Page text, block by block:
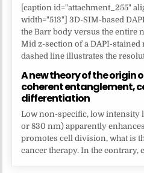
[caption id="attachment_255"
width="513"] 3D-SIM-based
the Barr body versus the entire
Mid z-section of a DAPI-stained
dashed line illustrates the
A new theory of the origin
coherent entanglement,
differentiation
Low non-specific, low intensity
or 830 nm) apparently
promotes cell division, what is
cancer therapy. In the contrary,